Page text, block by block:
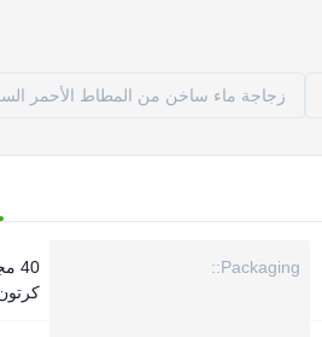
زجاجة ماء ساخن من المطاط الأحمر
Packaging::